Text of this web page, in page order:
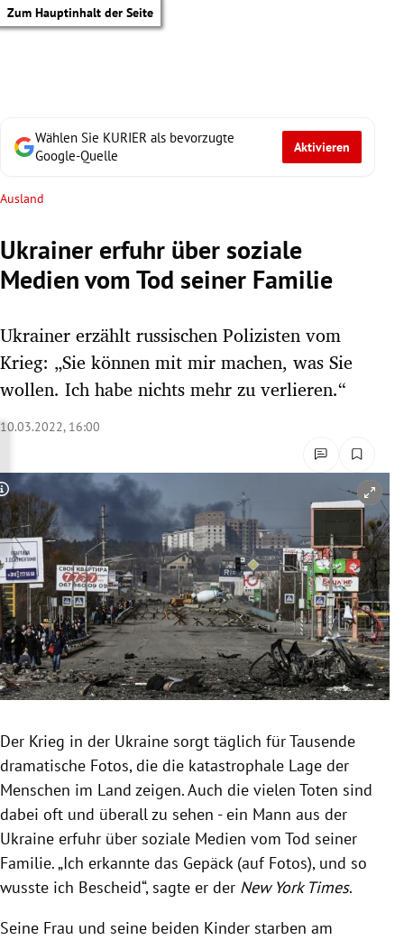
Zum Hauptinhalt der Seite
Untermenü
Untermenü
Untermenü
Untermenü
Untermenü
Untermenü
Untermenü
Untermenü
Wählen Sie KURIER als bevorzugte
Google-Quelle
Aktivieren
Ausland
Ukrainer erfuhr über soziale
Medien vom Tod seiner Familie
Ukrainer erzählt russischen Polizisten vom
Krieg: „Sie können mit mir machen, was Sie
wollen. Ich habe nichts mehr zu verlieren.“
10.03.2022, 16:00
Copyright-Hinweis öffnen/schließen
Der Krieg in der Ukraine sorgt täglich für Tausende
dramatische Fotos, die die katastrophale Lage der
Menschen im Land zeigen. Auch die vielen Toten sind
dabei oft und überall zu sehen - ein Mann aus der
Ukraine erfuhr über soziale Medien vom Tod seiner
Familie. „Ich erkannte das Gepäck (auf Fotos), und so
wusste ich Bescheid“, sagte er der New York Times.
Seine Frau und seine beiden Kinder starben am